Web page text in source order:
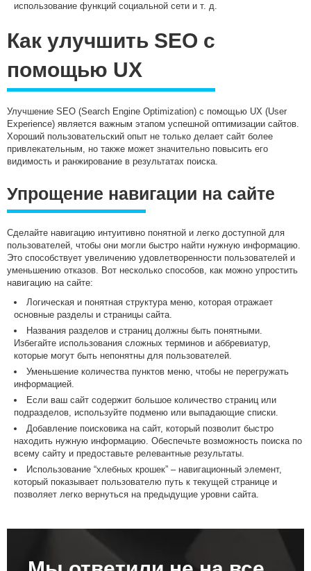
использование функций социальной сети и т. д.
Как улучшить SEO с
помощью UX
Улучшение SEO (Search Engine Optimization) с помощью UX (User
Experience) является важным этапом успешной оптимизации сайтов.
Хороший пользовательский опыт не только делает сайт более
привлекательным, но также может значительно повысить его
видимость и ранжирование в результатах поиска.
Упрощение навигации на сайте
Сделайте навигацию интуитивно понятной и легко доступной для
пользователей, чтобы они могли быстро найти нужную информацию.
Это способствует увеличению удовлетворенности пользователей и
уменьшению отказов. Вот несколько способов, как можно упростить
навигацию на сайте:
Логическая и понятная структура меню, которая отражает
основные разделы и страницы сайта.
Названия разделов и страниц должны быть понятными.
Избегайте использования сложных терминов и аббревиатур,
которые могут быть непонятны для пользователей.
Уменьшение количества пунктов меню, чтобы не перегружать
информацией.
Если ваш сайт содержит большое количество страниц или
подразделов, используйте подменю или выпадающие списки.
Добавление поисковика на сайт, который позволит быстро
находить нужную информацию. Обеспечьте возможность поиска по
всему сайту и предоставьте релевантные результаты.
Использование “хлебных крошек” – навигационный элемент,
который показывает пользователю путь к текущей странице и
позволяет легко вернуться на предыдущие уровни сайта.